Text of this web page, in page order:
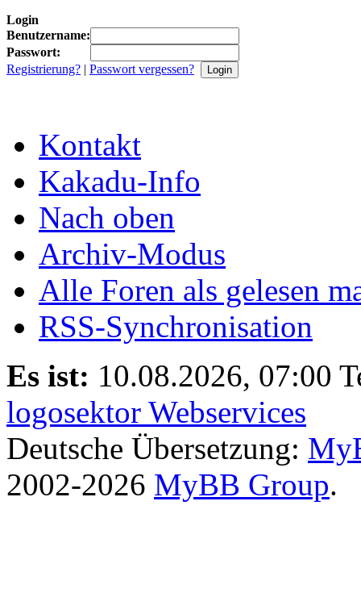
Login
Benutzername:
Passwort:
Registrierung? | Passwort vergessen?
Kontakt
Kakadu-Info
Nach oben
Archiv-Modus
Alle Foren als gelesen
RSS-Synchronisation
Es ist: 10.08.2026, 07:00
logosektor Webservices
Deutsche Übersetzung:
2002-2026 MyBB Group.